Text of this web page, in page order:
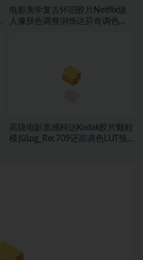
电影美学复古怀旧胶片Netflix级
人像肤色调整润饰达芬奇调色
高级电影质感柯达Kodak胶片颗粒
模拟Log_Rec709还原调色LUT预